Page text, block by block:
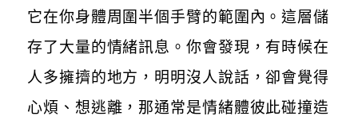
它在你身體周圍半個手臂的範圍內。這層儲
存了大量的情緒訊息。你會發現，有時候在
人多擁擠的地方，明明沒人說話，卻會覺得
心煩、想逃離，那通常是情緒體彼此碰撞造